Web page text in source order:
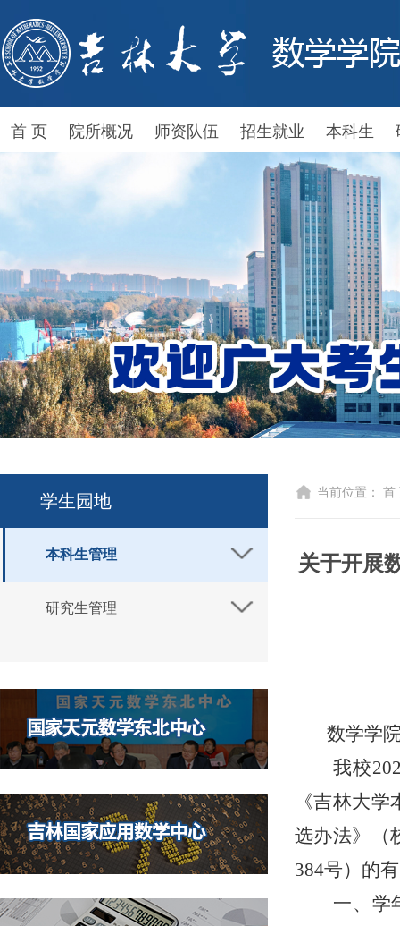
首 页 院所概况 师资队伍 招生就业 本科生
学生园地
本科生管理
研究生管理
当前位置： 首
关于开展
数学学
我校
《吉林大
选办法》（
384号）的
一、学